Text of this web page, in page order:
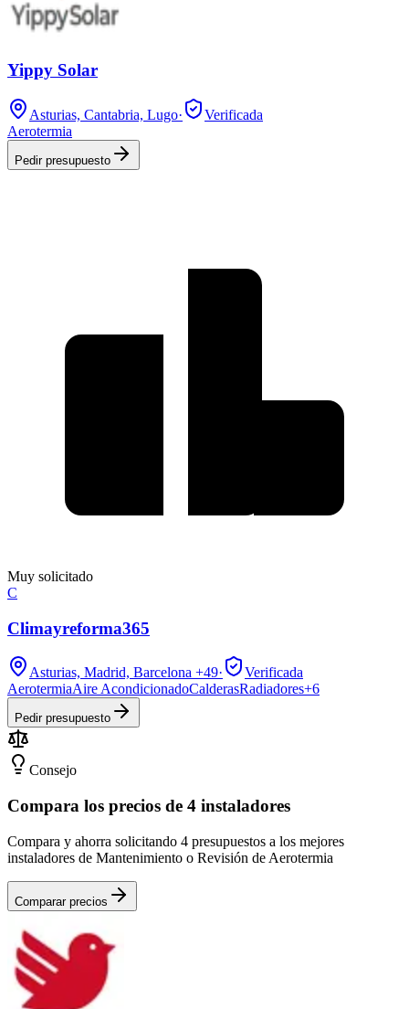
Yippy Solar
Asturias, Cantabria, Lugo·
Verificada
Aerotermia
Pedir presupuesto
Muy solicitado
C
Climayreforma365
Asturias, Madrid, Barcelona +49·
Verificada
AerotermiaAire AcondicionadoCalderasRadiadores+6
Pedir presupuesto
Consejo
Compara los precios de 4 instaladores
Compara y ahorra solicitando 4 presupuestos a los mejores
instaladores de Mantenimiento o Revisión de Aerotermia
Comparar precios